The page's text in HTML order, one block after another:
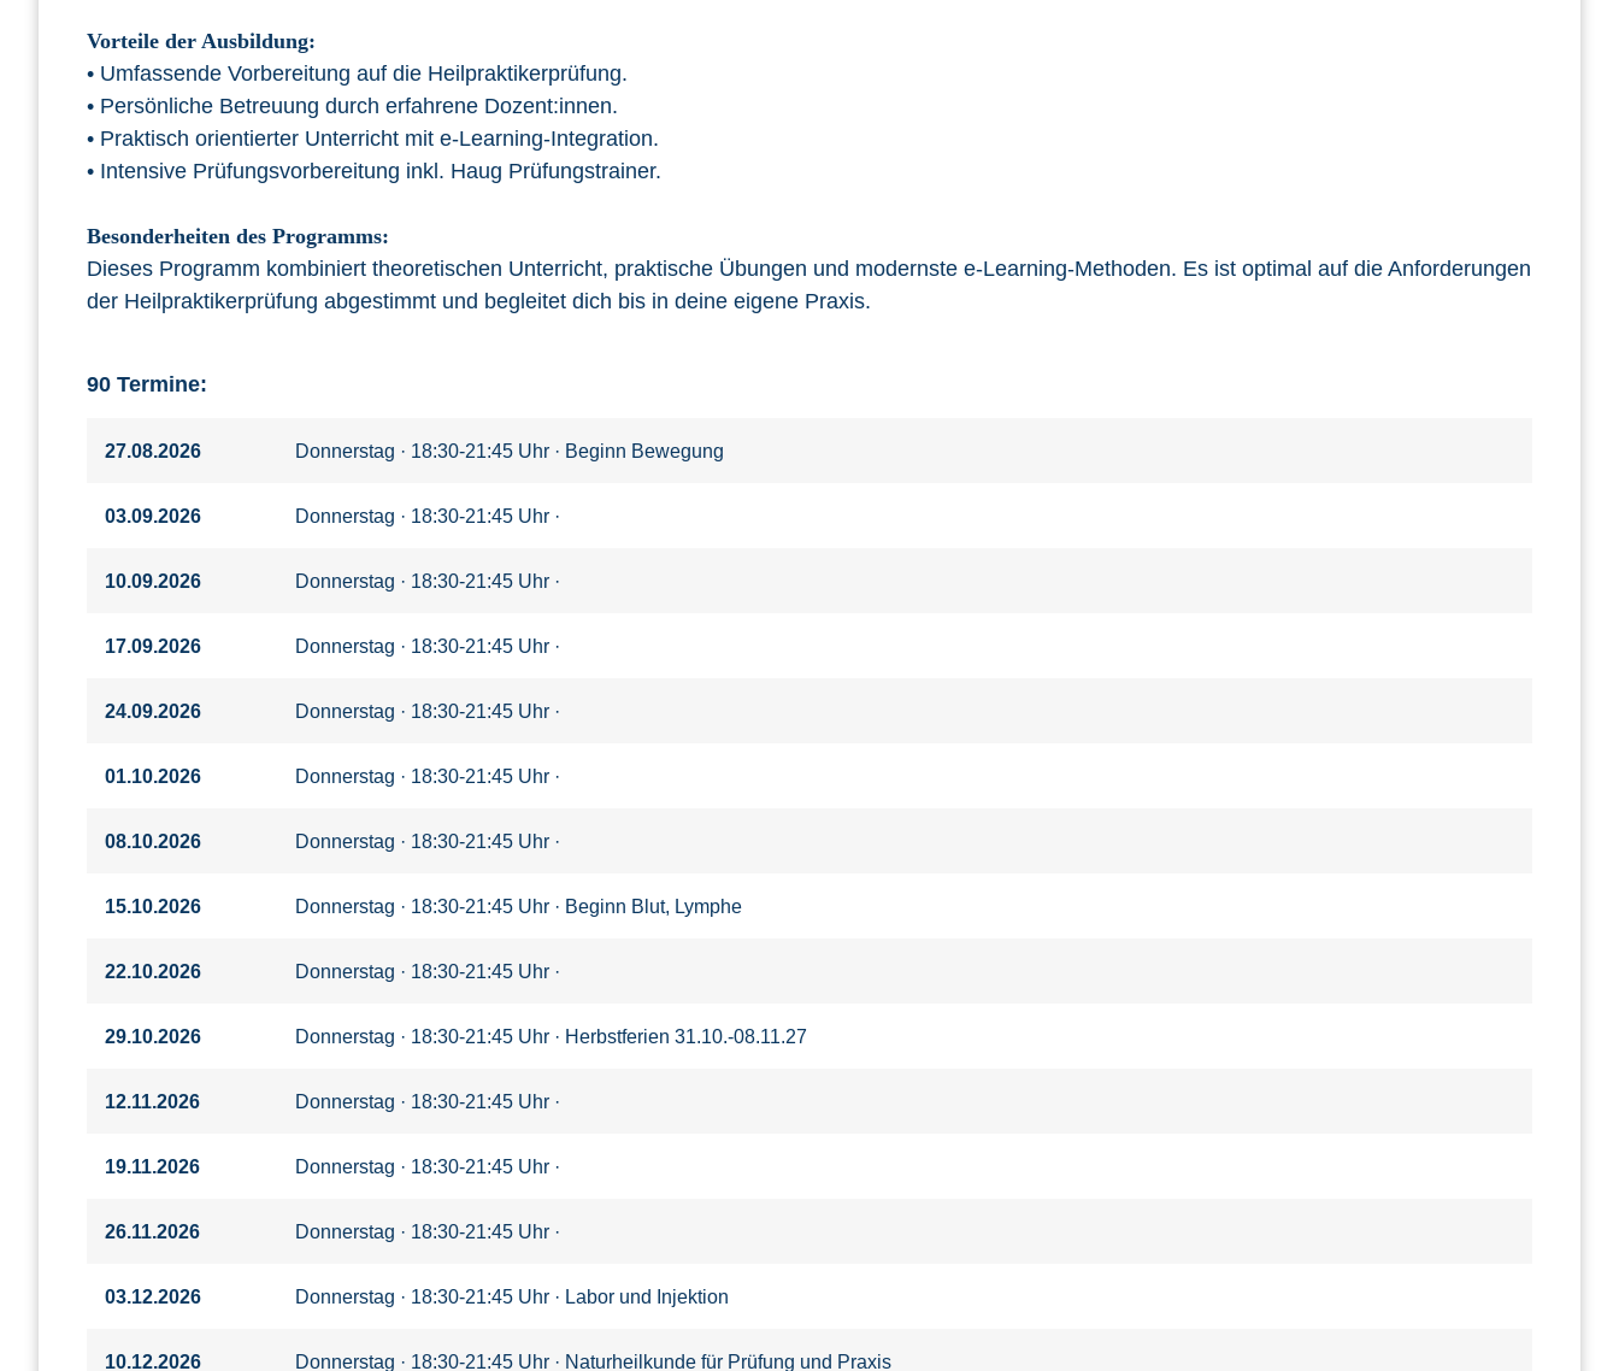
Vorteile der Ausbildung:
• Umfassende Vorbereitung auf die Heilpraktikerprüfung.
• Persönliche Betreuung durch erfahrene Dozent:innen.
• Praktisch orientierter Unterricht mit e-Learning-Integration.
• Intensive Prüfungsvorbereitung inkl. Haug Prüfungstrainer.
Besonderheiten des Programms:
Dieses Programm kombiniert theoretischen Unterricht, praktische Übungen und modernste e-Learning-Methoden. Es ist optimal auf die Anforderungen
der Heilpraktikerprüfung abgestimmt und begleitet dich bis in deine eigene Praxis.
90 Termine:
27.08.2026 Donnerstag · 18:30-21:45 Uhr · Beginn Bewegung
03.09.2026 Donnerstag · 18:30-21:45 Uhr ·
10.09.2026 Donnerstag · 18:30-21:45 Uhr ·
17.09.2026 Donnerstag · 18:30-21:45 Uhr ·
24.09.2026 Donnerstag · 18:30-21:45 Uhr ·
01.10.2026 Donnerstag · 18:30-21:45 Uhr ·
08.10.2026 Donnerstag · 18:30-21:45 Uhr ·
15.10.2026 Donnerstag · 18:30-21:45 Uhr · Beginn Blut, Lymphe
22.10.2026 Donnerstag · 18:30-21:45 Uhr ·
29.10.2026 Donnerstag · 18:30-21:45 Uhr · Herbstferien 31.10.-08.11.27
12.11.2026 Donnerstag · 18:30-21:45 Uhr ·
19.11.2026 Donnerstag · 18:30-21:45 Uhr ·
26.11.2026 Donnerstag · 18:30-21:45 Uhr ·
03.12.2026 Donnerstag · 18:30-21:45 Uhr · Labor und Injektion
10.12.2026 Donnerstag · 18:30-21:45 Uhr · Naturheilkunde für Prüfung und Praxis